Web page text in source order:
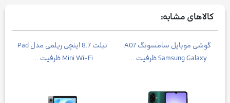
کالاهای مشابه:
تبلت 8.7 اینچی ریلمی مدل Pad
Mini Wi-Fi ظرفیت ...
گوشی موبایل سامسونگ A07
Samsung Galaxy ظرفیت ...